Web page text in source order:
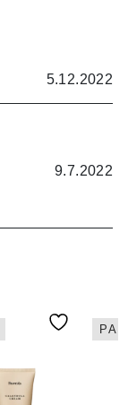
5.12.2022
9.7.2022